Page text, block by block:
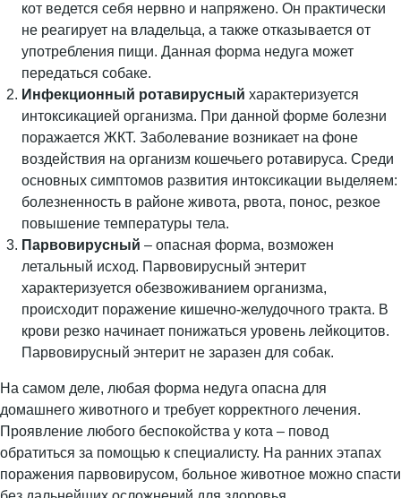
кот ведется себя нервно и напряжено. Он практически
не реагирует на владельца, а также отказывается от
употребления пищи. Данная форма недуга может
передаться собаке.
Инфекционный ротавирусный характеризуется
интоксикацией организма. При данной форме болезни
поражается ЖКТ. Заболевание возникает на фоне
воздействия на организм кошечьего ротавируса. Среди
основных симптомов развития интоксикации выделяем:
болезненность в районе живота, рвота, понос, резкое
повышение температуры тела.
Парвовирусный – опасная форма, возможен
летальный исход. Парвовирусный энтерит
характеризуется обезвоживанием организма,
происходит поражение кишечно-желудочного тракта. В
крови резко начинает понижаться уровень лейкоцитов.
Парвовирусный энтерит не заразен для собак.
На самом деле, любая форма недуга опасна для
домашнего животного и требует корректного лечения.
Проявление любого беспокойства у кота – повод
обратиться за помощью к специалисту. На ранних этапах
поражения парвовирусом, больное животное можно спасти